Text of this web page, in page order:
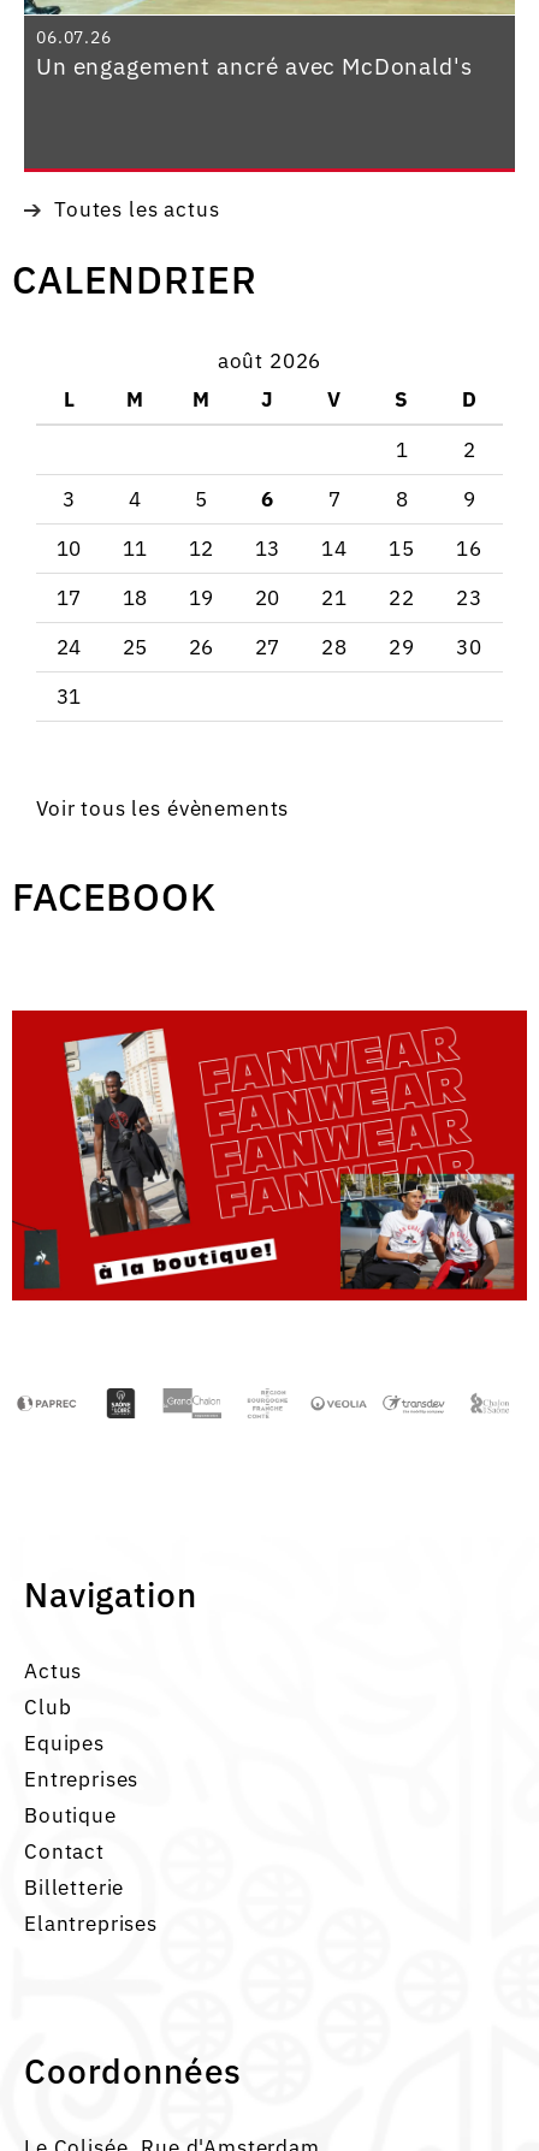
06.07.26
Un engagement ancré avec McDonald's
Toutes les actus
CALENDRIER
août 2026
L
M M J V S
D
1
2
3
4 5 6 7 8
9
10
11 12 13 14 15
16
17
18 19 20 21 22
23
24
25 26 27 28 29
30
31
Voir tous les évènements
FACEBOOK
Navigation
Actus
Club
Equipes
Entreprises
Boutique
Contact
Billetterie
Elantreprises
Coordonnées